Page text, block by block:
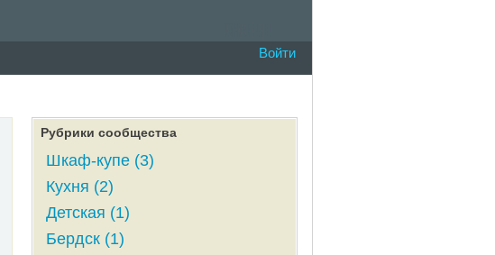
Войти
Рубрики сообщества
Шкаф-купе (3)
Кухня (2)
Детская (1)
Бердск (1)